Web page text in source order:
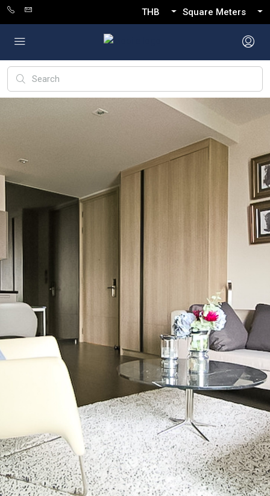
THB Square Meters